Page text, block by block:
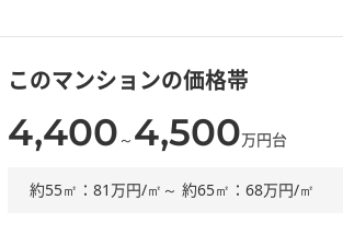
このマンションの価格帯
4,400 ～ 4,500万円台
約55㎡：81万円/㎡～ 約65㎡：68万円/㎡